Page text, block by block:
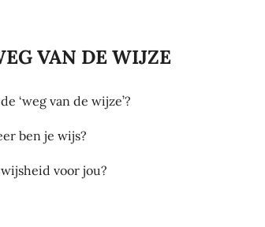
VAN DE WIJZE
‘weg van de wijze’?
ben je wijs?
voor jou?